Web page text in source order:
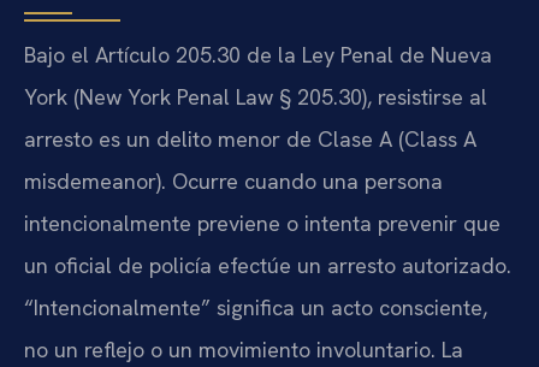
Bajo el Artículo 205.30 de la Ley Penal de Nueva
York (New York Penal Law § 205.30), resistirse al
arresto es un delito menor de Clase A (Class A
misdemeanor). Ocurre cuando una persona
intencionalmente previene o intenta prevenir que
un oficial de policía efectúe un arresto autorizado.
“Intencionalmente” significa un acto consciente,
no un reflejo o un movimiento involuntario. La